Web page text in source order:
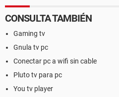
CONSULTA TAMBIÉN
Gaming tv
Gnula tv pc
Conectar pc a wifi sin cable
Pluto tv para pc
You tv player